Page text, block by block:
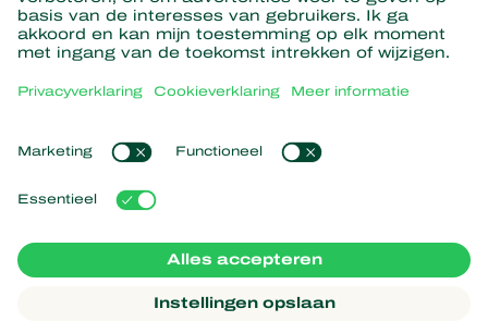
Partners with Nature
Roofmijten
Roofinsecten
Nuttige nematoden
Nuttige micro-organismen
Gewasbescherming
Nieuws en evenementen
Duurzaamheid
Werken bij Koppert
Contact
Populaire links
Ervaringen van klanten
Koppert One
Koppert Global
Cookies beheren